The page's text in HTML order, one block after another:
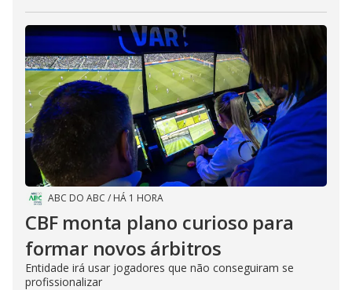
ABC DO ABC / HÁ 1 HORA
CBF monta plano curioso para
formar novos árbitros
Entidade irá usar jogadores que não conseguiram se
profissionalizar